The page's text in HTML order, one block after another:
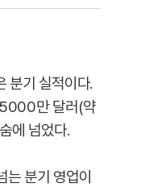
분기 실적이다.
만 달러(약
에 넘었다.
분기 영업이